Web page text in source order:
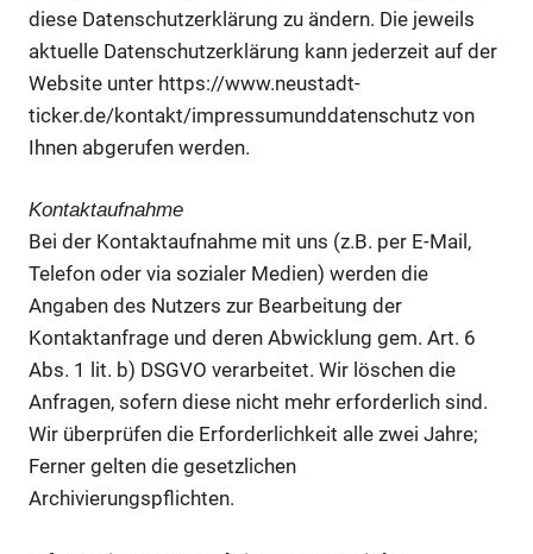
diese Datenschutzerklärung zu ändern. Die jeweils
aktuelle Datenschutzerklärung kann jederzeit auf der
Website unter https://www.neustadt-
ticker.de/kontakt/impressumunddatenschutz von
Ihnen abgerufen werden.
Kontaktaufnahme
Bei der Kontaktaufnahme mit uns (z.B. per E-Mail,
Telefon oder via sozialer Medien) werden die
Angaben des Nutzers zur Bearbeitung der
Kontaktanfrage und deren Abwicklung gem. Art. 6
Abs. 1 lit. b) DSGVO verarbeitet. Wir löschen die
Anfragen, sofern diese nicht mehr erforderlich sind.
Wir überprüfen die Erforderlichkeit alle zwei Jahre;
Ferner gelten die gesetzlichen
Archivierungspflichten.